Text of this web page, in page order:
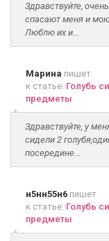
Здравствуйте,
спасают меня и
Люблю их и...
Марина пишет
к статье: Голубь
предметы
Здравствуйте, у
сидели 2
посередине...
н5нн55н6 пишет
к статье: Голубь
предметы